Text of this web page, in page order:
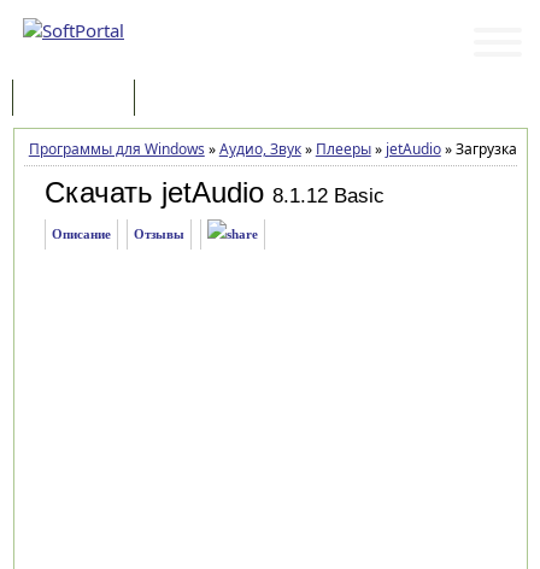
Программы для Windows »Аудио, Звук» Плееры» jetAudio»Загрузка
Скачать jetAudio 8.1.12 Basic
Описание Отзывы